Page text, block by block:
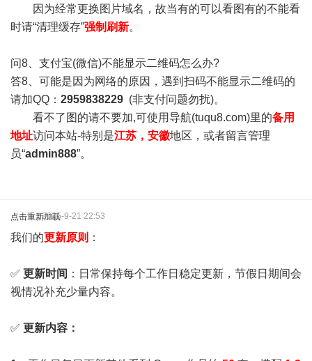
因为经常更换图片域名，故当有的可以看图有的不能看
时请“清理缓存”强制刷新。
问8、支付宝(微信)不能显示二维码怎么办?
答8、可能是因为网络的原因，遇到扫码不能显示二维码的
请加QQ： 2959838229 (非支付问题勿扰)。
看不了图的请不要加,可使用导航(tuqu8.com)里的备用
地址访问本站-特别是江苏，安徽地区，或者留言管理
员“admin888”。
点击重新加载2025-9-21 22:53
我们的更新原则 ：
✅ 更新时间 ：日常保持每个工作日稳定更新，节假日期间会
视情况补充少量内容。
✅ 更新内容：